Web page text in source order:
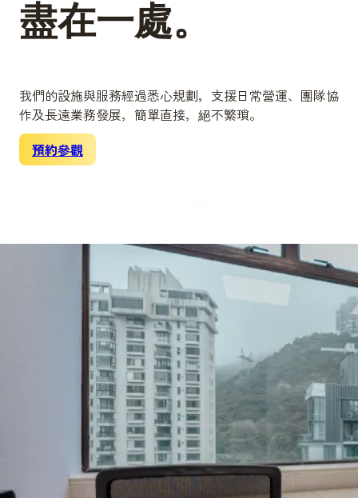
盡在一處。
我們的設施與服務經過悉心規劃，支援日常營運、團隊協
作及長遠業務發展，簡單直接，絕不繁瑣。
預約參觀